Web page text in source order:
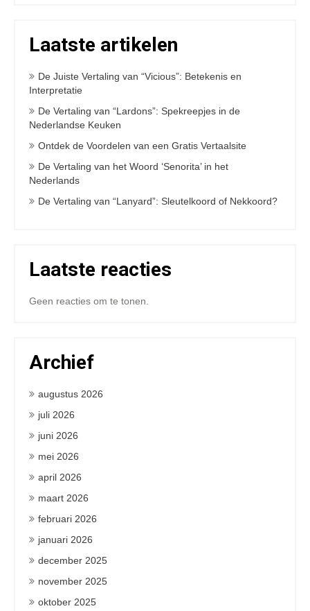
Laatste artikelen
De Juiste Vertaling van “Vicious”: Betekenis en
Interpretatie
De Vertaling van “Lardons”: Spekreepjes in de
Nederlandse Keuken
Ontdek de Voordelen van een Gratis Vertaalsite
De Vertaling van het Woord ‘Senorita’ in het
Nederlands
De Vertaling van “Lanyard”: Sleutelkoord of Nekkoord?
Laatste reacties
Geen reacties om te tonen.
Archief
augustus 2026
juli 2026
juni 2026
mei 2026
april 2026
maart 2026
februari 2026
januari 2026
december 2025
november 2025
oktober 2025